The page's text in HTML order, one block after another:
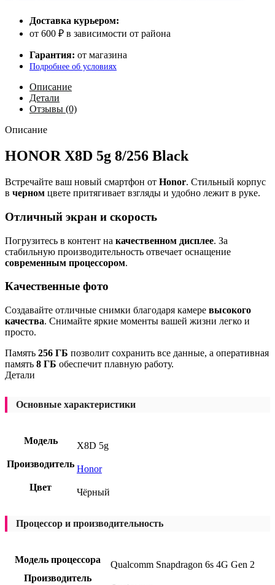
Доставка курьером:
от 600 ₽ в зависимости от района
Гарантия: от магазина
Подробнее об условиях
Описание
Детали
Отзывы (0)
Описание
HONOR X8D 5g 8/256 Black
Встречайте ваш новый смартфон от Honor. Стильный корпус
в черном цвете притягивает взгляды и удобно лежит в руке.
Отличный экран и скорость
Погрузитесь в контент на качественном дисплее. За
стабильную производительность отвечает оснащение
современным процессором.
Качественные фото
Создавайте отличные снимки благодаря камере высокого
качества. Снимайте яркие моменты вашей жизни легко и
просто.
Память 256 ГБ позволит сохранить все данные, а оперативная
память 8 ГБ обеспечит плавную работу.
Детали
Основные характеристики
Модель
X8D 5g
Производитель Honor
Цвет
Чёрный
Процессор и производительность
Модель процессора
Qualcomm Snapdragon 6s 4G Gen 2
Производитель